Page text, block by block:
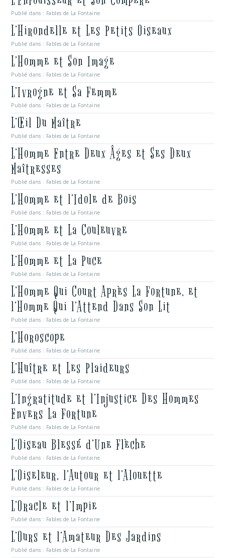
Publié dans : Fables de La Fontaine
L’Hirondelle et Les Petits Oiseaux
Publié dans : Fables de La Fontaine
L’Homme et Son Image
Publié dans : Fables de La Fontaine
L’Ivrogne et Sa Femme
Publié dans : Fables de La Fontaine
L’Œil Du Maître
Publié dans : Fables de La Fontaine
L’Homme Entre Deux Âges et Ses Deux
Maîtresses
Publié dans : Fables de La Fontaine
L’Homme et l’Idole de Bois
Publié dans : Fables de La Fontaine
L’Homme et La Couleuvre
Publié dans : Fables de La Fontaine
L’Homme et La Puce
Publié dans : Fables de La Fontaine
L’Homme Qui Court Après La Fortune, et
l’Homme Qui l’Attend Dans Son Lit
Publié dans : Fables de La Fontaine
L’Horoscope
Publié dans : Fables de La Fontaine
L’Huître et Les Plaideurs
Publié dans : Fables de La Fontaine
L’Ingratitude et l’Injustice Des Hommes
Envers La Fortune
Publié dans : Fables de La Fontaine
L’Oiseau Blessé d’Une Flèche
Publié dans : Fables de La Fontaine
L’Oiseleur, l’Autour et l’Alouette
Publié dans : Fables de La Fontaine
L’Oracle et l’Impie
Publié dans : Fables de La Fontaine
L’Ours et l’Amateur Des Jardins
Publié dans : Fables de La Fontaine